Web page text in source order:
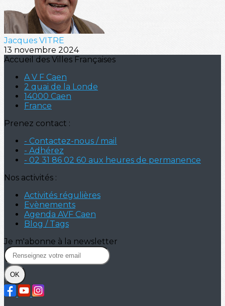
Jacques VITRE
13 novembre 2024
Accueil des Villes Françaises
A V F Caen
2 quai de la Londe
14000 Caen
France
Prenez contact :
- Contactez-nous / mail
- Adhérez
- 02 31 86 02 60 aux heures de permanence
Nos activités :
Activités régulières
Evènements
Agenda AVF Caen
Blog / Tags
Je m'abonne à la newsletter
OK